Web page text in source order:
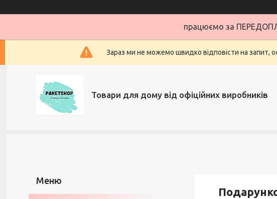
працюємо за
Зараз ми не можемо швидко відповісти на запит,
Товари для дому від офіційних виробників